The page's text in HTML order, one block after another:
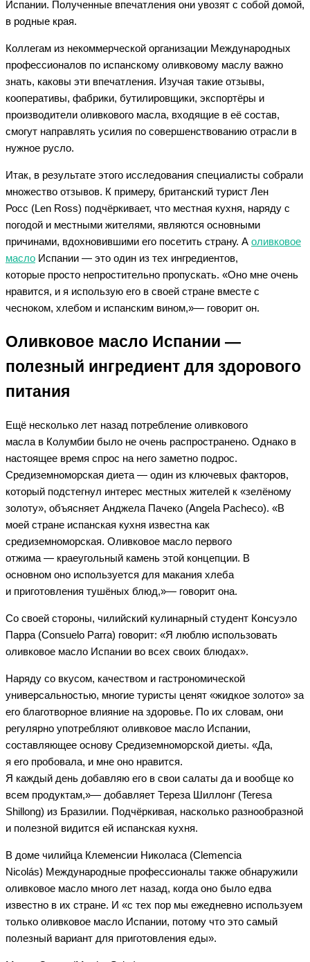
Испании. Полученные впечатления они увозят с собой домой,
в родные края.
Коллегам из некоммерческой организации Международных
профессионалов по испанскому оливковому маслу важно
знать, каковы эти впечатления. Изучая такие отзывы,
кооперативы, фабрики, бутилировщики, экспортёры и
производители оливкового масла, входящие в её состав,
смогут направлять усилия по совершенствованию отрасли в
нужное русло.
Итак, в результате этого исследования специалисты собрали
множество отзывов. К примеру, британский турист Лен
Росс (Len Ross) подчёркивает, что местная кухня, наряду с
погодой и местными жителями, являются основными
причинами, вдохновившими его посетить страну. А оливковое
масло Испании — это один из тех ингредиентов,
которые просто непростительно пропускать. «Оно мне очень
нравится, и я использую его в своей стране вместе с
чесноком, хлебом и испанским вином,»— говорит он.
Оливковое масло Испании —
полезный ингредиент для здорового
питания
Ещё несколько лет назад потребление оливкового
масла в Колумбии было не очень распространено. Однако в
настоящее время спрос на него заметно подрос.
Средиземноморская диета — один из ключевых факторов,
который подстегнул интерес местных жителей к «зелёному
золоту», объясняет Анджела Пачеко (Angela Pacheco). «В
моей стране испанская кухня известна как
средиземноморская. Оливковое масло первого
отжима — краеугольный камень этой концепции. В
основном оно используется для макания хлеба
и приготовления тушёных блюд,»— говорит она.
Со своей стороны, чилийский кулинарный студент Консуэло
Парра (Consuelo Parra) говорит: «Я люблю использовать
оливковое масло Испании во всех своих блюдах».
Наряду со вкусом, качеством и гастрономической
универсальностью, многие туристы ценят «жидкое золото» за
его благотворное влияние на здоровье. По их словам, они
регулярно употребляют оливковое масло Испании,
составляющее основу Средиземноморской диеты. «Да,
я его пробовала, и мне оно нравится.
Я каждый день добавляю его в свои салаты да и вообще ко
всем продуктам,»— добавляет Тереза Шиллонг (Teresa
Shillong) из Бразилии. Подчёркивая, насколько разнообразной
и полезной видится ей испанская кухня.
В доме чилийца Клеменсии Николаса (Clemencia
Nicolás) Международные профессионалы также обнаружили
оливковое масло много лет назад, когда оно было едва
известно в их стране. И «с тех пор мы ежедневно используем
только оливковое масло Испании, потому что это самый
полезный вариант для приготовления еды».